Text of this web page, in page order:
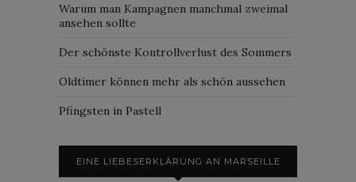
Warum man Kampagnen manchmal zweimal
ansehen sollte
Der schönste Kontrollverlust des Sommers
Oldtimer können mehr als schön aussehen
Pfingsten in Pastell
EINE LIEBESERKLÄRUNG AN MARSEILLE